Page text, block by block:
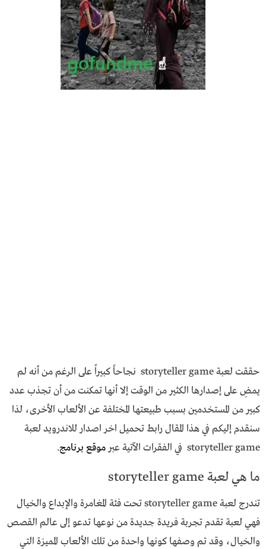
حققت لعبة storyteller game نجاحاً كبيراً على الرغم من أنه لم
يمضِ على إصدارها الكثير من الوقت إلا أنها تمكنت من أن تجذب عدد
كبير من المستخدمين بسبب طبيعتها المختلفة عن الألعاب الأخرى، لذا
سنقدم إليكم في هذا المقال رابط تحميل اخر اصدار للاندرويد لعبة
storyteller game في الفقرات الآتية عبر
موقع برنامج.
ما هي لعبة storyteller game
تندرج لعبة storyteller game تحت فئة المغامرة والإبداع والخيال
فهي لعبة تقدم تجربة فريدة جديدة من نوعها تدعو إلى عالم القصص
والخيال، وقد تم وصفها كونها واحدة من تلك الألعاب المميزة التي